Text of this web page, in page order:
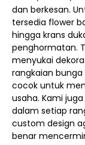
dan berkesan.
tersedia flower
hingga krans
penghormatan.
menyukai
rangkaian
cocok untuk
usaha. Kami
dalam setiap
custom design
benar